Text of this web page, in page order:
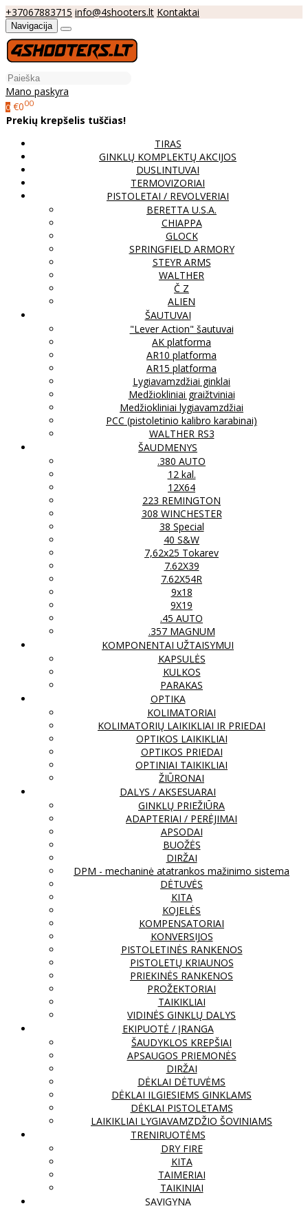
+37067883715 info@4shooters.lt Kontaktai
Navigacija
Mano paskyra
0 €000
Prekių krepšelis tuščias!
TIRAS
GINKLŲ KOMPLEKTŲ AKCIJOS
DUSLINTUVAI
TERMOVIZORIAI
PISTOLETAI / REVOLVERIAI
BERETTA U.S.A.
CHIAPPA
GLOCK
SPRINGFIELD ARMORY
STEYR ARMS
WALTHER
Č Z
ALIEN
ŠAUTUVAI
"Lever Action" šautuvai
AK platforma
AR10 platforma
AR15 platforma
Lygiavamzdžiai ginklai
Medžiokliniai graižtviniai
Medžiokliniai lygiavamzdžiai
PCC (pistoletinio kalibro karabinai)
WALTHER RS3
ŠAUDMENYS
.380 AUTO
12 kal.
12X64
223 REMINGTON
308 WINCHESTER
38 Special
40 S&W
7,62x25 Tokarev
7.62X39
7.62X54R
9x18
9X19
.45 AUTO
.357 MAGNUM
KOMPONENTAI UŽTAISYMUI
KAPSULĖS
KULKOS
PARAKAS
OPTIKA
KOLIMATORIAI
KOLIMATORIŲ LAIKIKLIAI IR PRIEDAI
OPTIKOS LAIKIKLIAI
OPTIKOS PRIEDAI
OPTINIAI TAIKIKLIAI
ŽIŪRONAI
DALYS / AKSESUARAI
GINKLŲ PRIEŽIŪRA
ADAPTERIAI / PERĖJIMAI
APSODAI
BUOŽĖS
DIRŽAI
DPM - mechaninė atatrankos mažinimo sistema
DĖTUVĖS
KITA
KOJELĖS
KOMPENSATORIAI
KONVERSIJOS
PISTOLETINĖS RANKENOS
PISTOLETŲ KRIAUNOS
PRIEKINĖS RANKENOS
PROŽEKTORIAI
TAIKIKLIAI
VIDINĖS GINKLŲ DALYS
EKIPUOTĖ / ĮRANGA
ŠAUDYKLOS KREPŠIAI
APSAUGOS PRIEMONĖS
DIRŽAI
DĖKLAI DĖTUVĖMS
DĖKLAI ILGIESIEMS GINKLAMS
DĖKLAI PISTOLETAMS
LAIKIKLIAI LYGIAVAMZDŽIO ŠOVINIAMS
TRENIRUOTĖMS
DRY FIRE
KITA
TAIMERIAI
TAIKINIAI
SAVIGYNA